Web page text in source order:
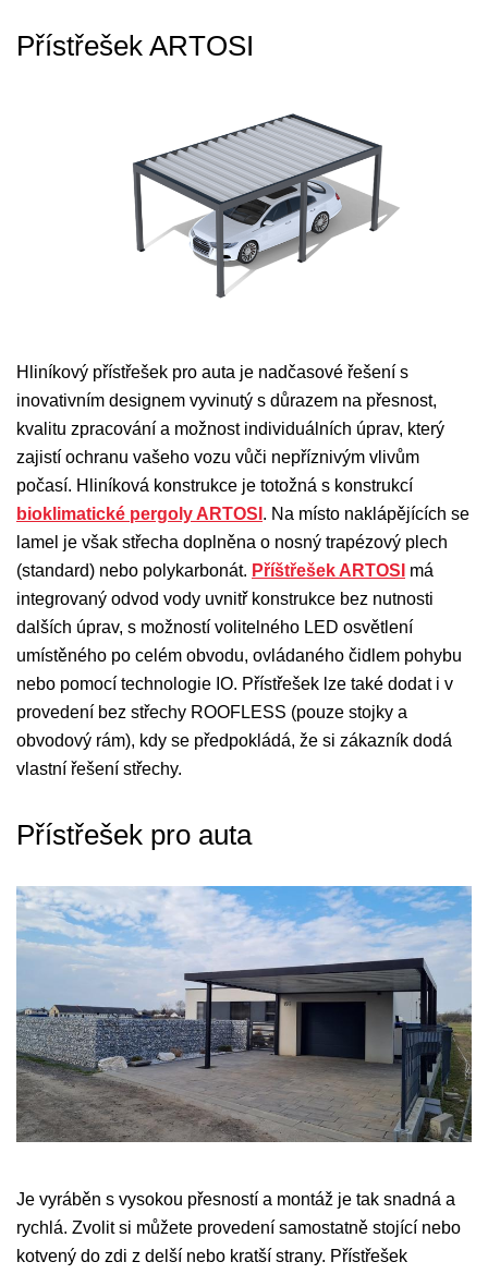
Přístřešek ARTOSI
Hliníkový přístřešek pro auta je nadčasové řešení s
inovativním designem vyvinutý s důrazem na přesnost,
kvalitu zpracování a možnost individuálních úprav, který
zajistí ochranu vašeho vozu vůči nepříznivým vlivům
počasí. Hliníková konstrukce je totožná s konstrukcí
bioklimatické pergoly ARTOSI . Na místo naklápějících se
lamel je však střecha doplněna o nosný trapézový plech
(standard) nebo polykarbonát. Příštřešek ARTOSI má
integrovaný odvod vody uvnitř konstrukce bez nutnosti
dalších úprav, s možností volitelného LED osvětlení
umístěného po celém obvodu, ovládaného čidlem pohybu
nebo pomocí technologie IO. Přístřešek lze také dodat i v
provedení bez střechy ROOFLESS (pouze stojky a
obvodový rám), kdy se předpokládá, že si zákazník dodá
vlastní řešení střechy.
Přístřešek pro auta
Je vyráběn s vysokou přesností a montáž je tak snadná a
rychlá. Zvolit si můžete provedení samostatně stojící nebo
kotvený do zdi z delší nebo kratší strany. Přístřešek